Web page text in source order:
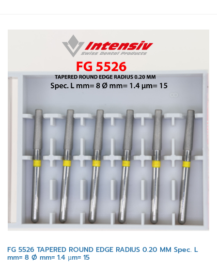
FG 5526 TAPERED ROUND EDGE RADIUS 0.20 MM Spec. L
mm= 8 Ø mm= 1.4 µm= 15